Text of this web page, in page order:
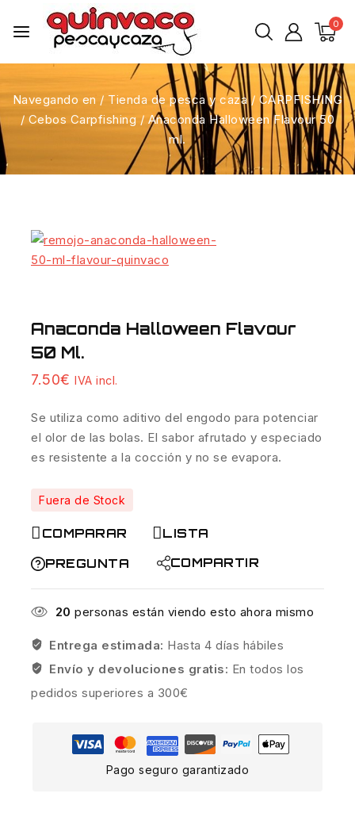
0
Navegando en / Tienda de pesca y caza / CARPFISHING
/ Cebos Carpfishing / Anaconda Halloween Flavour 50
ml.
Anaconda Halloween Flavour
50 Ml.
7.50€ IVA incl.
Se utiliza como aditivo del engodo para potenciar
el olor de las bolas. El sabor afrutado y especiado
es resistente a la cocción y no se evapora.
Fuera de Stock
COMPARAR
LISTA
PREGUNTA
COMPARTIR
20 personas están viendo esto ahora mismo
Entrega estimada: Hasta 4 días hábiles
Envío y devoluciones gratis: En todos los
pedidos superiores a 300€
Pago seguro garantizado